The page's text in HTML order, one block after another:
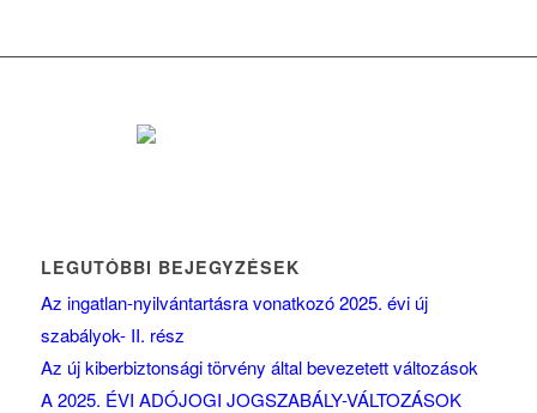
LEGUTÓBBI BEJEGYZÉSEK
Az ingatlan-nyilvántartásra vonatkozó 2025. évi új
szabályok- II. rész
Az új kiberbiztonsági törvény által bevezetett változások
A 2025. ÉVI ADÓJOGI JOGSZABÁLY-VÁLTOZÁSOK